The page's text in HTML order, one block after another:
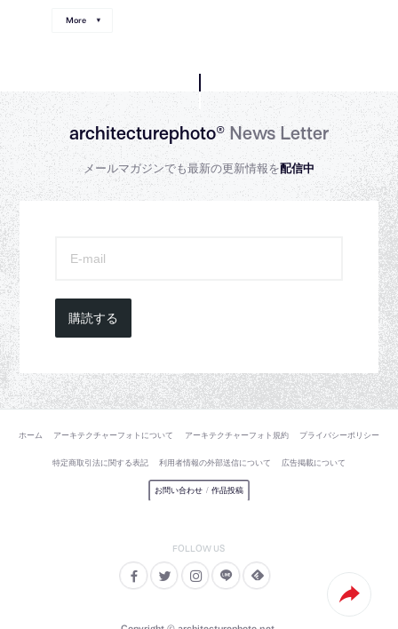
More
architecturephoto®News Letter
メールマガジンでも最新の更新情報を配信中
購読する
ホーム アーキテクチャーフォトについて アーキテクチャーフォト規約 プライバシーポリシー
特定商取引法に関する表記 利用者情報の外部送信について 広告掲載について
お問い合わせ / 作品投稿